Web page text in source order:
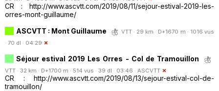
CR : http://www.ascvtt.com/2019/08/11/sejour-estival-2019-les-
orres-mont-guillaume/
ASCVTT : Mont Guillaume
VTT · 29 km · D+1670 m · 1016 vus
· 70 dl · 04:29
Séjour estival 2019 Les Orres - Col de Tramouillon
VTT · 32 km · D+1700 m · 514 vus · 39 dl · 03:46 · ASCVTT
CR : http://www.ascvtt.com/2019/08/13/sejour-estival-col-de-
tramouillon/